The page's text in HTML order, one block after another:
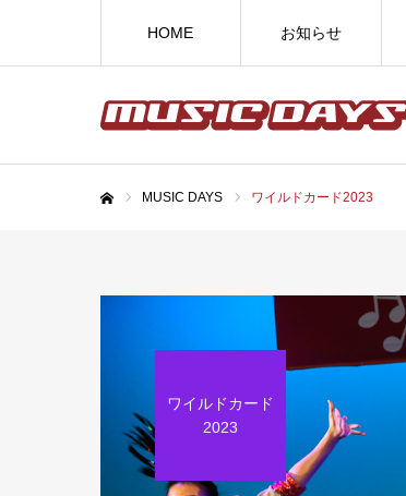
HOME お知らせ
MUSIC DAYS ワイルドカード2023
ワイルドカード
2023